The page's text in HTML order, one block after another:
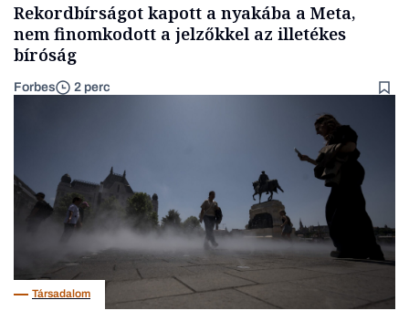
Rekordbírságot kapott a nyakába a Meta,
nem finomkodott a jelzőkkel az illetékes
bíróság
Forbes 2 perc
Társadalom